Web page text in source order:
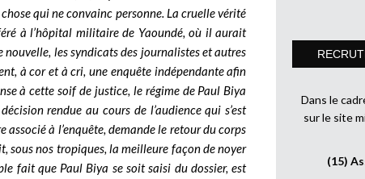
qui ne convainc personne. La cruelle vérité
à l’hôpital militaire de Yaoundé, où il aurait
nouvelle, les syndicats des journalistes et autres
à cor et à cri, une enquête indépendante afin
à cette soif de justice, le régime de Paul Biya
rendue au cours de l’audience qui s’est
à l’enquête, demande le retour du corps
sous nos tropiques, la meilleure façon de noyer
fait que Paul Biya se soit saisi du dossier, est
Dans le
sur le site
(15)